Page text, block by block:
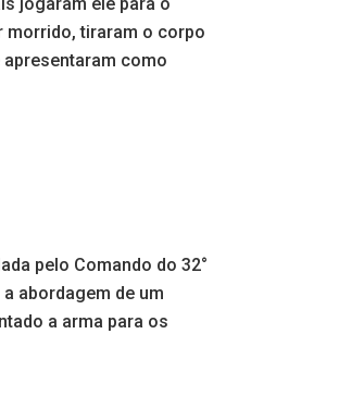
morrido, tiraram o corpo
apresentaram como
pelo Comando do 32°
abordagem de um
a arma para os